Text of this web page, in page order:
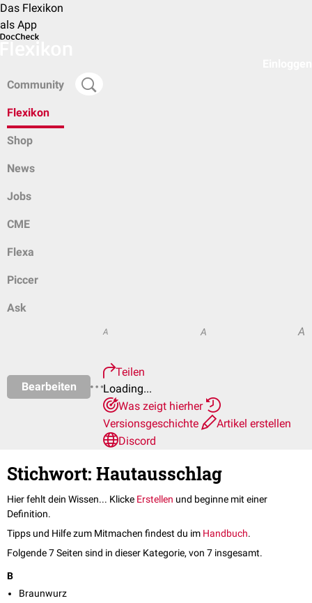
Das Flexikon
als App
Community
Flexikon
Shop
News
Jobs
CME
Flexa
Piccer
Ask
Bearbeiten
A A A
Teilen
Loading...
Was zeigt hierher
Versionsgeschichte
Artikel erstellen
Discord
Stichwort: Hautausschlag
Hier fehlt dein Wissen... Klicke Erstellen und beginne mit einer
Definition.
Tipps und Hilfe zum Mitmachen findest du im Handbuch.
Folgende 7 Seiten sind in dieser Kategorie, von 7 insgesamt.
B
Braunwurz